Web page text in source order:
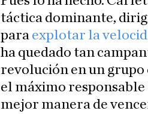
táctica dominante,
para explotar la
ha quedado tan
revolución en un grupo
el máximo
mejor manera de